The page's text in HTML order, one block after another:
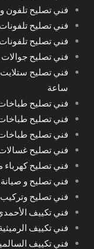
فني تصليح تلفون
فني تصليح
فني تصليح
فني تصليح جوالات
ساعة
فني تصليح طباخات 67616123
فني تصليح
فني تصليح طباخات
فني تصليح
فني تصليح كهرباء
فني تصليح و
فني تصليح
فني تكييف الأحمدي
فني تكييف
فني تكييف السالمية 98025055